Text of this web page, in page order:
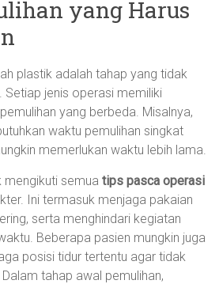
yang Harus
plastik adalah tahap yang tidak
Setiap jenis operasi memiliki
yang berbeda. Misalnya,
waktu pemulihan singkat
memerlukan waktu lebih lama.
mengikuti semuatips pasca operasi
Ini termasuk menjaga pakaian
serta menghindari kegiatan
Beberapa pasien mungkin juga
posisi tidur tertentu agar tidak
tahap awal pemulihan,